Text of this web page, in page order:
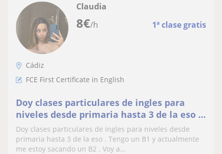
8€/h 1ª clase gratis
Claudia
Cádiz
FCE First Certificate in English
Doy clases particulares de ingles para
niveles desde primaria hasta 3 de la eso .
Tengo un B1 y actualmente me estoy
sacando un B2 . Voy a domicilio
Doy clases particulares de ingles para niveles desde
primaria hasta 3 de la eso . Tengo un B1 y actualmente
me estoy sacando un B2 . Voy a...